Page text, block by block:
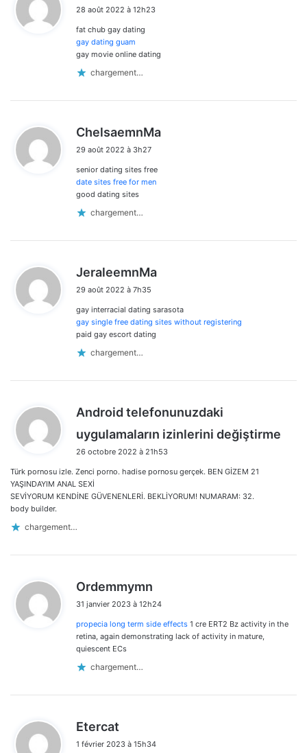
t
28 août 2022 à 12h23
fat chub gay dating
gay dating guam
gay movie online dating
chargement…
ChelsaemnMa
29 août 2022 à 3h27
senior dating sites free
date sites free for men
good dating sites
chargement…
JeraleemnMa
:
29 août 2022 à 7h35
gay interracial dating sarasota
gay single free dating sites without registering
paid gay escort dating
chargement…
Android telefonunuzdaki
uygulamaların izinlerini değiştirme
26 octobre 2022 à 21h53
Türk pornosu izle. Zenci porno. hadise pornosu gerçek. BEN GİZEM 21
YAŞINDAYIM ANAL SEXİ
SEVİYORUM KENDİNE GÜVENENLERİ. BEKLİYORUM! NUMARAM: 32.
body builder.
chargement…
Ordemmymn
t
:
31 janvier 2023 à 12h24
propecia long term side effects 1 cre ERT2 Bz activity in the
retina, again demonstrating lack of activity in mature,
quiescent ECs
chargement…
Etercat
t
1 février 2023 à 15h34